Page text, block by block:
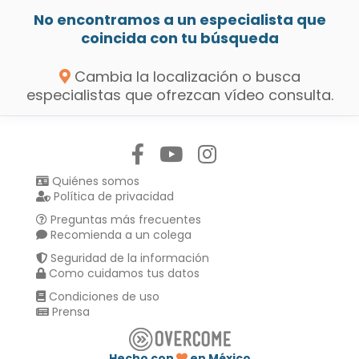
No encontramos a un especialista que
coincida con tu búsqueda
Cambia la localización o busca
especialistas que ofrezcan vídeo consulta.
Quiénes somos
Política de privacidad
Preguntas más frecuentes
Recomienda a un colega
Seguridad de la información
Como cuidamos tus datos
Condiciones de uso
Prensa